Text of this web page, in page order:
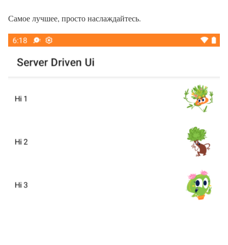
Самое лучшее, просто наслаждайтесь.